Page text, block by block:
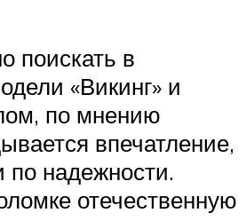
поискать в
«Викинг» и
по мнению
впечатление,
по надежности.
отечественную